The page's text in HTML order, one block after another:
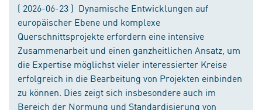
( 2026-06-23 ) Dynamische Entwicklungen auf
europäischer Ebene und komplexe
Querschnittsprojekte erfordern eine intensive
Zusammenarbeit und einen ganzheitlichen Ansatz, um
die Expertise möglichst vieler interessierter Kreise
erfolgreich in die Bearbeitung von Projekten einbinden
zu können. Dies zeigt sich insbesondere auch im
Bereich der Normung und Standardisierung von